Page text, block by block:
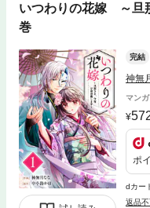
いつわりの花嫁 ～旦
巻
完結
神無
マンガ
ポ
dカー
返品